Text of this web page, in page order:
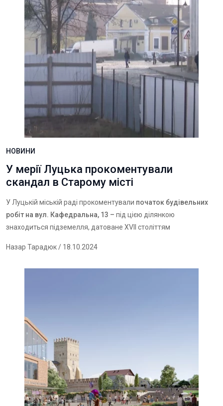
НОВИНИ
У мерії Луцька прокоментували
скандал в Старому місті
У Луцькій міській раді прокоментували початок будівельних
робіт на вул. Кафедральна, 13 – під цією ділянкою
знаходиться підземелля, датоване XVII століттям
Назар Тарадюк/ 18.10.2024